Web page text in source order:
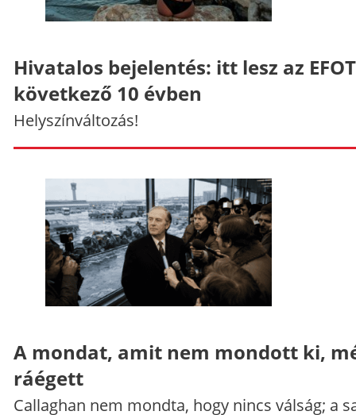
Hivatalos bejelentés: itt lesz az
következő 10 évben
Helyszínváltozás!
A mondat, amit nem mondott ki,
ráégett
Callaghan nem mondta, hogy nincs válság; a